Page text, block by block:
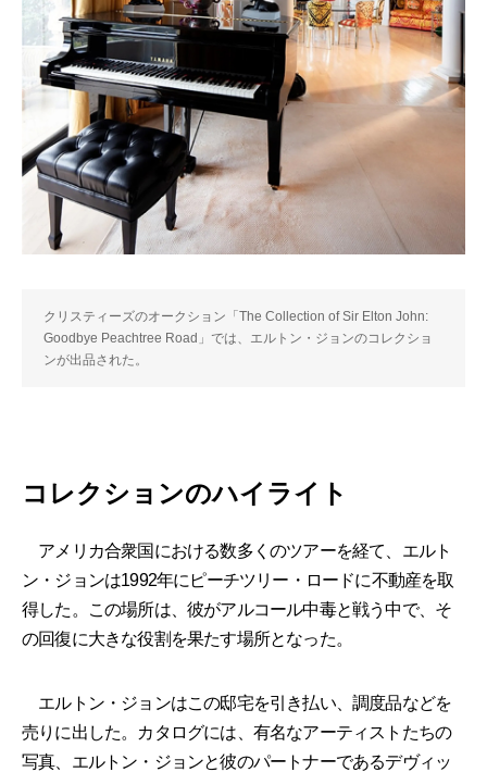
クリスティーズのオークション「The Collection of Sir Elton John:
Goodbye Peachtree Road」では、エルトン・ジョンのコレクショ
ンが出品された。
コレクションのハイライト
アメリカ合衆国における数多くのツアーを経て、エルト
ン・ジョンは1992年にピーチツリー・ロードに不動産を取
得した。この場所は、彼がアルコール中毒と戦う中で、そ
の回復に大きな役割を果たす場所となった。
エルトン・ジョンはこの邸宅を引き払い、調度品などを
売りに出した。カタログには、有名なアーティストたちの
写真、エルトン・ジョンと彼のパートナーであるデヴィッ